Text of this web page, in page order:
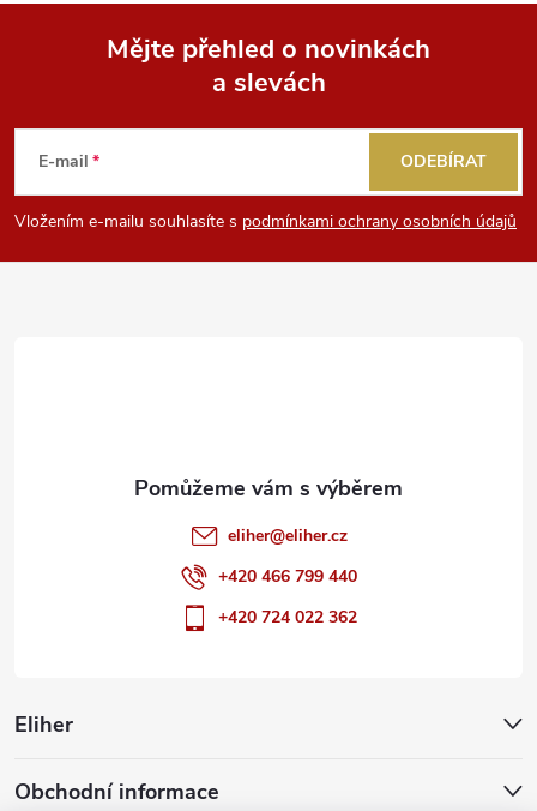
p
Mějte přehled o novinkách
a slevách
E-mail
Vložením e-mailu souhlasíte s podmínkami ochrany osobních údajů
ODEBÍRAT
Eliher
Obchodní informace
eliher@eliher.cz
+420 466 799 440
+420 724 022 362